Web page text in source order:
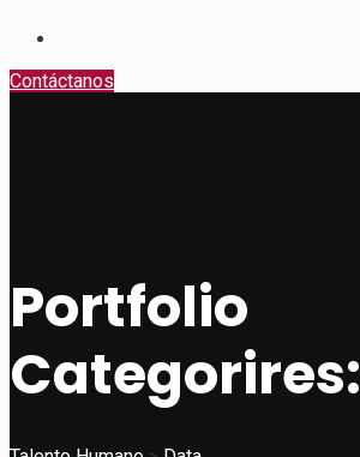
Contáctanos
Portfolio
Categorires: